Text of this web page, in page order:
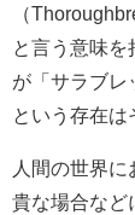
（
と言う意味
が「サラブレ
という存在は
人間の世界
貴な場合など